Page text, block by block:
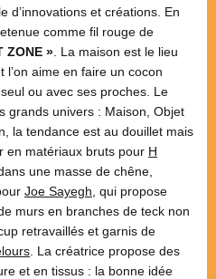
d’innovations et créations. En
comme fil rouge de
ZONE » . La maison est le lieu
aime en faire un cocon
ou avec ses proches. Le
grands univers : Maison, Objet
la tendance est au douillet mais
en matériaux bruts pour H
une masse de chêne,
Joe Sayegh , qui propose
murs en branches de teck non
retravaillés et garnis de
. La créatrice propose des
et en tissus : la bonne idée